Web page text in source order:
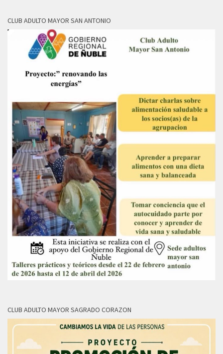
CLUB ADULTO MAYOR SAN ANTONIO
CLUB ADULTO MAYOR SAGRADO CORAZON